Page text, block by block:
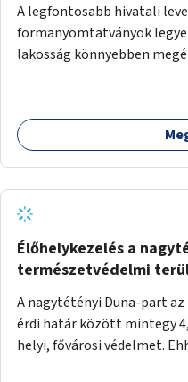
A legfontosabb hivatali
formanyomtatványok
lakosság könnyebben
Élőhelykezelés a
természetvédelmi
A nagytétényi Duna-part az
érdi határ között mintegy
helyi, fővárosi védelmet.